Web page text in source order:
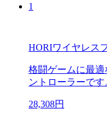
1
HORIワイヤレス
格闘ゲームに最
ントローラーです
28,308円